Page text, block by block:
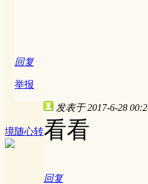
回复
举报
境随心转
发表于 2017-6-28
看看
回复